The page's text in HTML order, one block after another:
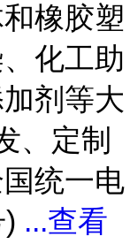
橡胶塑
化工助
剂等大
、定制
统一电
...查看